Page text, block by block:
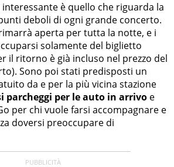
interessante è quello che riguarda la
deboli di ogni grande concerto.
aperta per tutta la notte, e i
solamente del biglietto
il ritorno è già incluso nel prezzo del
Sono poi stati predisposti un
da e per la più vicina stazione
parcheggi per le auto in arrivo e
per chi vuole farsi accompagnare e
doversi preoccupare di